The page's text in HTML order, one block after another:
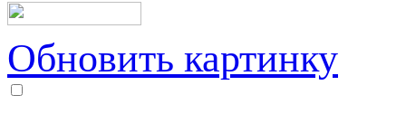
Обновить картинку